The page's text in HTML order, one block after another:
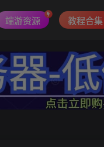
端游资源 教程合集